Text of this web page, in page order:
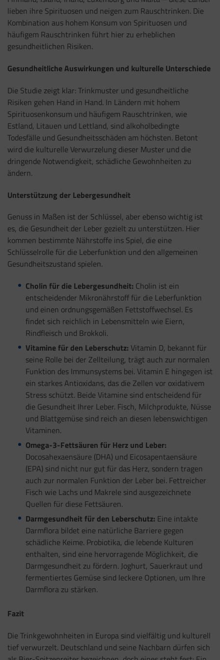
lieben ihre Spirituosen und neigen zum Rauschtrinken. Die
Kombination aus hohem Konsum von Spirituosen und
häufigem Rauschtrinken führt hier zu erheblichen
gesundheitlichen Risiken.
Gesundheitliche Auswirkungen und kulturelle Unterschiede
Die Studie zeigt klar: Trinkmuster und gesundheitliche
Risiken gehen Hand in Hand. In Ländern mit hohem
Spirituosenkonsum und häufigem Rauschtrinken, wie
Estland, Litauen und Lettland, sind alkoholbedingte
Todesfälle und Gesundheitsschäden am höchsten. Betont
wird die kulturelle Verwurzelung dieser Muster und die
dringende Notwendigkeit, schädliche Gewohnheiten zu
ändern.
Unterstützung der Lebergesundheit
Genuss in Maßen ist der Schlüssel, aber ebenso wichtig ist
es, die Gesundheit der Leber gezielt zu unterstützen. Hier
kommen bestimmte Nährstoffe ins Spiel, die eine
Schlüsselrolle für die Leberfunktion und den allgemeinen
Gesundheitszustand spielen.
Cholin für die Lebergesundheit: Cholin ist ein
entscheidender Mikronährstoff für die Leberfunktion
und einen ordnungsgemäßen Fettstoffwechsel. Es
findet sich reichlich in Lebensmitteln wie Eiern,
Rindfleisch und Brokkoli.
Vitamine für den Leberschutz: Vitamin D, bekannt für
seine Rolle bei der Zellteilung, trägt auch zur normalen
Funktion des Immunsystems bei. Vitamin E hingegen ist
ein starkes Antioxidans, das die Zellen vor oxidativem
Stress schützt. Beide Vitamine sind entscheidend für
die Gesundheit Ihrer Leber. Fisch, Milchprodukte, Nüsse
und Blattgemüse sind reich an diesen lebenswichtigen
Vitaminen.
Omega-3-Fettsäuren für Herz und Leber:
Docosahexaensäure (DHA) und Eicosapentaensäure
(EPA) sind nicht nur gut für das Herz, sondern tragen
auch zur normalen Funktion der Leber bei. Fettreicher
Fisch wie Lachs und Makrele sind ausgezeichnete
Quellen für diese Fettsäuren.
Darmgesundheit für den Leberschutz: Eine intakte
Darmflora bildet eine natürliche Barriere gegen
schädliche Keime. Probiotika, die lebende Kulturen
enthalten, sind eine hervorragende Möglichkeit, die
Darmgesundheit zu fördern. Joghurt, Sauerkraut und
fermentiertes Gemüse sind leckere Optionen, um Ihre
Darmflora zu stärken.
Fazit
Die Trinkgewohnheiten in Europa sind vielfältig und kulturell
tief verwurzelt. Deutschland und seine Nachbarn dürfen sich